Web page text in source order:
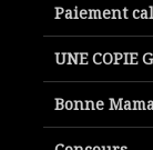
Paiement
UNE COPIE
Bonne